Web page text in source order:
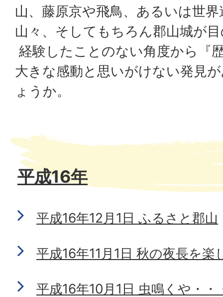
山、藤原京や飛鳥、あるいは世
山々、そしてもちろん郡山城が
経験したことのない角度から『
大きな感動と思いがけない発見
ょうか。
平成16年
平成16年12月1日 ふるさと郡山
平成16年11月1日 秋の夜長を楽
平成16年10月1日 虫鳴くや・・